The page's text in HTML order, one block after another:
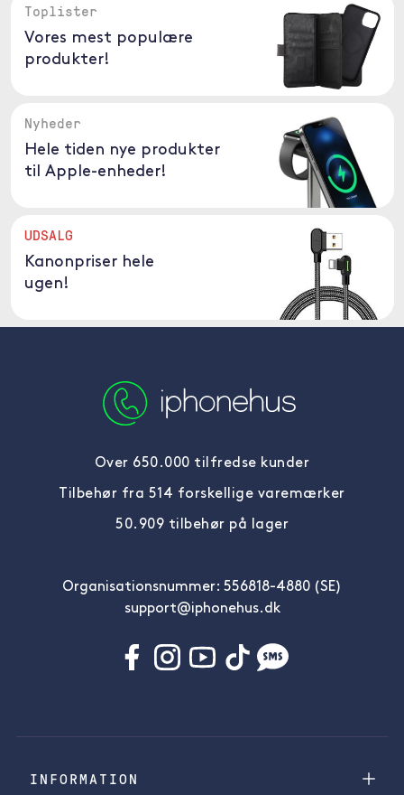
Toplister
Vores mest populære
produkter!
Nyheder
Hele tiden nye produkter
til Apple-enheder!
UDSALG
Kanonpriser hele
ugen!
Over 650.000 tilfredse kunder
Tilbehør fra 514 forskellige varemærker
50.909 tilbehør på lager
Organisationsnummer: 556818-4880 (SE)
support@iphonehus.dk
INFORMATION